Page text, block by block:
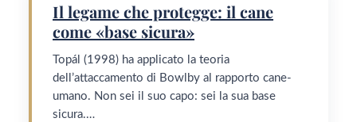
Il legame che protegge: il cane
come «base sicura»
Topál (1998) ha applicato la teoria
dell’attaccamento di Bowlby al rapporto cane-
umano. Non sei il suo capo: sei la sua base
sicura.…